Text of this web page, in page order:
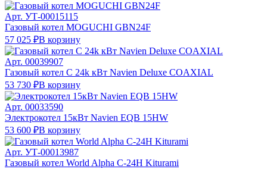
Арт. УТ-00015115
Газовый котел MOGUCHI GBN24F
57 025 ₽В корзину
Арт. 00039907
Газовый котел С 24k кВт Navien Deluxe COAXIAL
53 730 ₽В корзину
Арт. 00033590
Электрокотел 15кВт Navien EQB 15HW
53 600 ₽В корзину
Арт. УТ-00013987
Газовый котел World Alpha C-24H Kiturami